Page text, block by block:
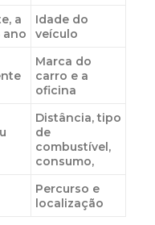
a
ano
Idade do
veículo
Marca do
carro e a
oficina
Distância, tipo
de
combustível,
consumo,
Percurso e
localização